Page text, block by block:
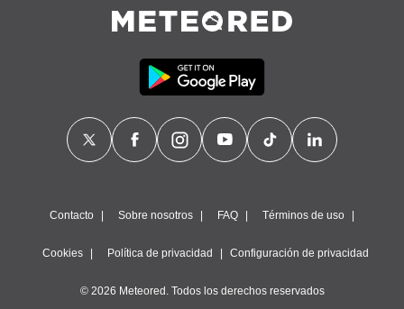
Contacto Sobre nosotros FAQ Términos de uso
Cookies Política de privacidad Configuración de privacidad
© 2026 Meteored. Todos los derechos reservados